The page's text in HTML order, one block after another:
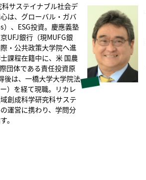
サステイナブル社会デ
は、グローバル・ガバ
）、ESG投資。慶應義塾
UFJ銀行（現MUFG銀
・公共政策大学院へ進
課程在籍中に、米 国農
団体である責任投資原
後は、一橋大学大学院法
）を経て現職。リカレ
創成科学研究科サステ
運営に携わり、学問分
。